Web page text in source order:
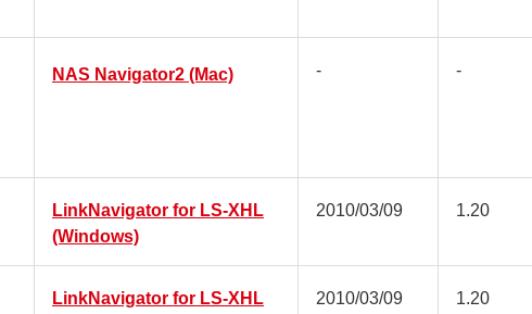
NAS Navigator2 (Mac) - -
LinkNavigator for LS-XHL
(Windows)
2010/03/09 1.20
LinkNavigator for LS-XHL
2010/03/09 1.20